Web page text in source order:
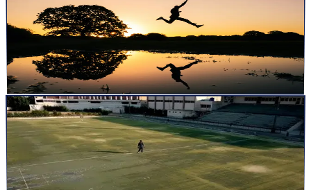
Cette semaine, on a parlé de plYométrie. Et plus
précisément : pourquoi j'écris Y, pas I.
Cette semaine, le sujet est revenu sur la table comme il revient
toujours : la plYométrie. Pas la pliométrie. La plYom...
Lire la suite
articles8 févr. 20268min
Ce que l’entraînement moderne oublie (et que les
sportifs payent cher)
Salut L’athlète, le coach, le passionné de performance, Ces
dernières semaines, les mêmes questions sont revenues. Sur l...